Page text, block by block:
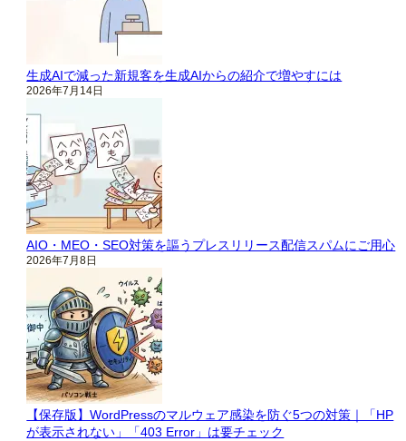
生成AIで減った新規客を生成AIからの紹介で増やすには
2026年7月14日
AIO・MEO・SEO対策を謳うプレスリリース配信スパムにご用心
2026年7月8日
【保存版】WordPressのマルウェア感染を防ぐ5つの対策｜「HP
が表示されない」「403 Error」は要チェック